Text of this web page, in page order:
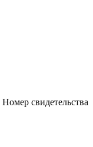
Номер свидетельства